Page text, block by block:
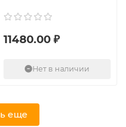
11480.00 ₽
Нет в наличии
еще